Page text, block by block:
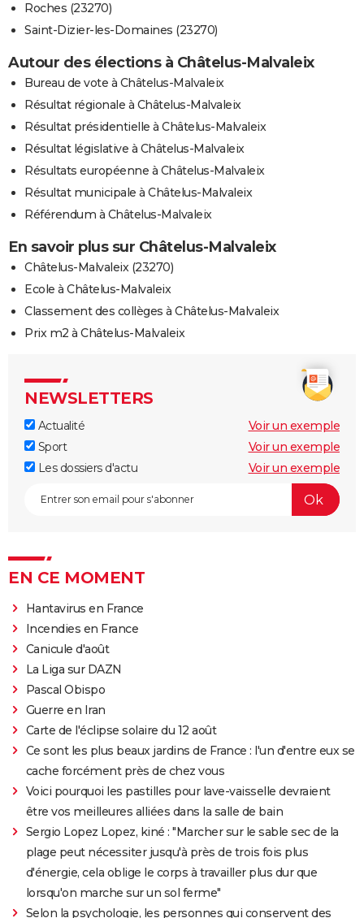
Roches (23270)
Saint-Dizier-les-Domaines (23270)
Autour des élections à Châtelus-Malvaleix
Bureau de vote à Châtelus-Malvaleix
Résultat régionale à Châtelus-Malvaleix
Résultat présidentielle à Châtelus-Malvaleix
Résultat législative à Châtelus-Malvaleix
Résultats européenne à Châtelus-Malvaleix
Résultat municipale à Châtelus-Malvaleix
Référendum à Châtelus-Malvaleix
En savoir plus sur Châtelus-Malvaleix
Châtelus-Malvaleix (23270)
Ecole à Châtelus-Malvaleix
Classement des collèges à Châtelus-Malvaleix
Prix m2 à Châtelus-Malvaleix
NEWSLETTERS
Actualité
Voir un exemple
Sport
Voir un exemple
Les dossiers d'actu
Voir un exemple
EN CE MOMENT
Hantavirus en France
Incendies en France
Canicule d'août
La Liga sur DAZN
Pascal Obispo
Guerre en Iran
Carte de l'éclipse solaire du 12 août
Ce sont les plus beaux jardins de France : l'un d'entre eux se
cache forcément près de chez vous
Voici pourquoi les pastilles pour lave-vaisselle devraient
être vos meilleures alliées dans la salle de bain
Sergio Lopez Lopez, kiné : "Marcher sur le sable sec de la
plage peut nécessiter jusqu'à près de trois fois plus
d'énergie, cela oblige le corps à travailler plus dur que
lorsqu'on marche sur un sol ferme"
Selon la psychologie, les personnes qui conservent des